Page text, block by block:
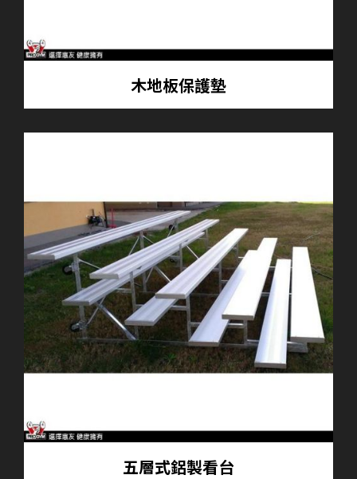
木地板保護墊
五層式鋁製看台